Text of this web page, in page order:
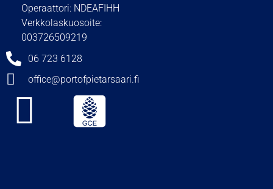
Operaattori: NDEAFIHH
Verkkolaskuosoite:
003726509219
06 723 6128
office@portofpietarsaari.fi